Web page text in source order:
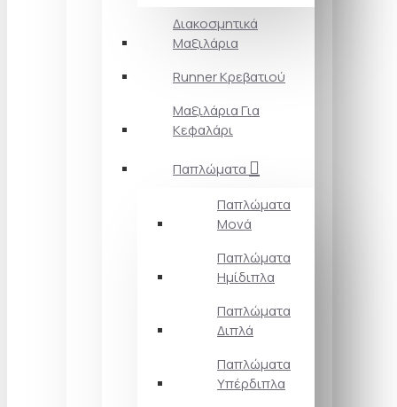
Διακοσμητικά
Μαξιλάρια
Runner Κρεβατιού
Μαξιλάρια Για
Κεφαλάρι
Παπλώματα
Παπλώματα
Μονά
Παπλώματα
Ημίδιπλα
Παπλώματα
Διπλά
Παπλώματα
Υπέρδιπλα